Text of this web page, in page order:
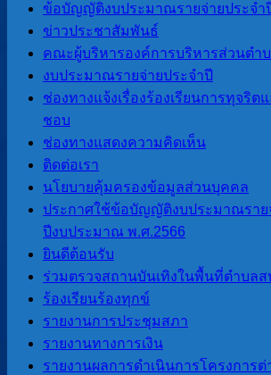
ข้อบัญญัติงบประมาณรายจ่ายประจำ
ข่าวประชาสัมพันธ์
คณะผู้บริหารองค์การบริหารส่วนตำ
งบประมาณรายจ่ายประจำปี
ช่องทางแจ้งเรื่องร้องเรียนการทุจริต
ชอบ
ช่องทางแสดงความคิดเห็น
ติดต่อเรา
นโยบายคุ้มครองข้อมูลส่วนบุคคล
ประกาศใช้ข้อบัญญัติงบประมาณราย
ปีงบประมาณ พ.ศ.2566
ยินดีต้อนรับ
ร่วมตรวจสถานบันเทิงในพื้นที่ตำบลส
ร้องเรียนร้องทุกข์
รายงานการประชุมสภา
รายงานทางการเงิน
รายงานผลการดำเนินการโครงการ
หน้าแรก
ข้อมูลทั่วไป
ประวัติองค์การบริหารส่วนตำบลสบ
ป่อง
วิสัยทัศน์การพัฒนา
อำนาจหน้าที่
ติดต่อเรา
หน่วยตรวจสอบภายใน
การโอนงบประมาณรายจ่าย
การติดตามประเมินผลระบบการ
ควบคุมภายใน
ITA